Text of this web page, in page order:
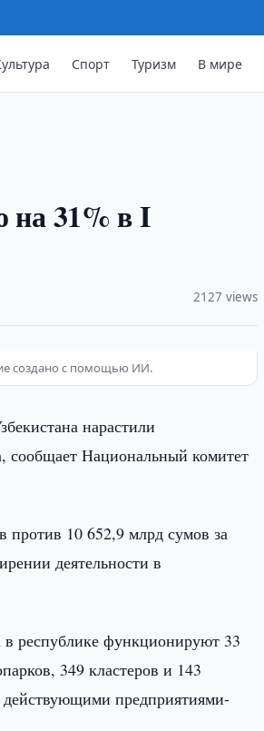
Спорт Туризм В мире
на 31% в I
2127 views
создано с помощью ИИ.
нарастили
сообщает Национальный комитет
10 652,9 млрд сумов за
деятельности в
в республике функционируют 33
349 кластеров и 143
предприятиями-